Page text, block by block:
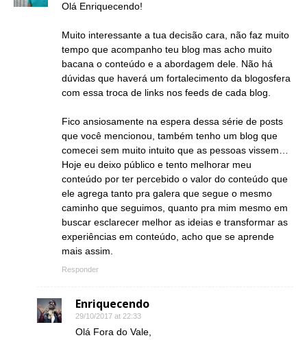
Olá Enriquecendo!
Muito interessante a tua decisão cara, não faz muito
tempo que acompanho teu blog mas acho muito
bacana o conteúdo e a abordagem dele. Não há
dúvidas que haverá um fortalecimento da blogosfera
com essa troca de links nos feeds de cada blog.
Fico ansiosamente na espera dessa série de posts
que você mencionou, também tenho um blog que
comecei sem muito intuito que as pessoas vissem…
Hoje eu deixo público e tento melhorar meu
conteúdo por ter percebido o valor do conteúdo que
ele agrega tanto pra galera que segue o mesmo
caminho que seguimos, quanto pra mim mesmo em
buscar esclarecer melhor as ideias e transformar as
experiências em conteúdo, acho que se aprende
mais assim.
Responder
Enriquecendo
29/10/2017 at 22:33
Olá Fora do Vale,